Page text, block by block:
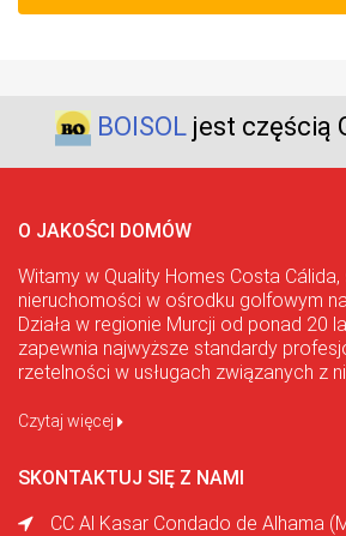
BOISOLjest częścią
O JAKOŚCI DOMÓW
Witamy w Quality Homes Costa
nieruchomości w ośrodku golfowym
Działa w regionie Murcji od ponad 20
zapewnia najwyższe standardy
rzetelności w usługach związanych z
Czytaj więcej
SKONTAKTUJ SIĘ Z NAMI
CC Al Kasar Condado de Alhama